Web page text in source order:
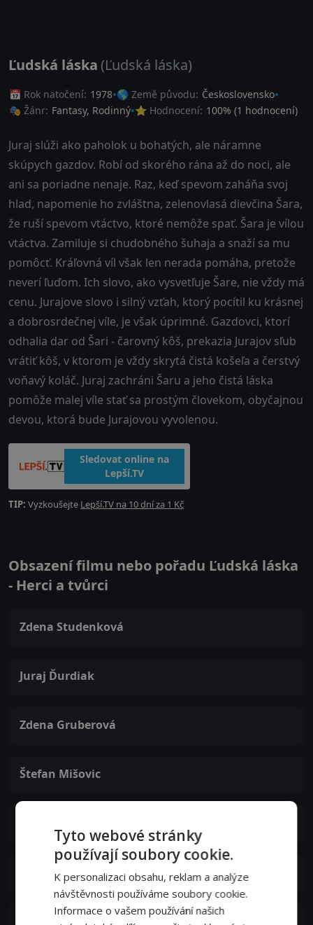
Ľudská láska (Ľudská láska)
📅 Rok natočení: 1978 🌎 Země původu: Československo
🎭 Žánr: Fantasy, Rodinný ⭐ Hodnocení: 100% (1 hodnocení)
Juraj slúži ako paholok u bohatých, ale náramne
skúpych gazdov. Robí od skorého rána až do noci, ale
ani sa poriadne nenaje. Raz, keď spevom zaháňa svoj
hlad, napomenie ho zvláštna, zelenovlasá dievčina Šara,
že ruší spevom vtáctvo, ktoré nemôže spať. Šara je vílou
vtáctva. Zamiluje si chudobného šuhaja a snaží sa mu
pomôcť. Kráľovná víl však len nerada pomáha, pretože
neverí ľuďom. Ich slovo, ako vysvetľuje Šare, nie vždy má
cenu. Jurajove slovo i silný vzťah, ktorý pocítil ku krásnej
a dobrosrdečnej víle, je však úprimné. Gazdovci, ktorí
odhalia dar od Šari - čarovný kôš, prekazia Jurajov sľub
vrátiť kôš, v ktorom je vždy skrytá čistá košeľa a čerstvý
voňavý koláč. Juraj zachráni Šaru a jeho čistá láska
pomôže malej víle stať sa prostým človekom, obyčajnou
devou, ktorá bude Jurajovou vyvolenou.
Sledovat online na
Lepší.TV
TIP: Vyzkoušejte Lepší.TV na 10 dní za 1 Kč
Obsazení filmu nebo pořadu Ľudská láska
- Herci a tvůrci
Zdena Studenková
Juraj Ďurdiak
Zdena Gruberová
Štefan Mišovic
Zuzana Kocúriková
Táňa Hrivnáková
Tyto webové stránky
používají soubory cookie.
K personalizaci obsahu, reklam a analýze
návštěvnosti používáme soubory cookie.
Informace o vašem používání našich